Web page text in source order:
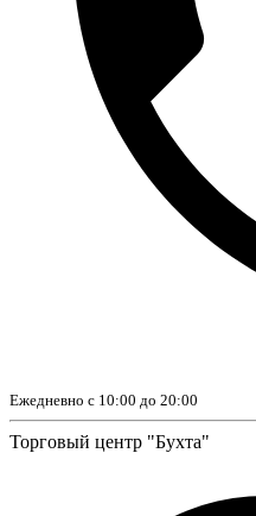
Ежедневно с 10:00 до 20:00
Торговый центр "Бухта"